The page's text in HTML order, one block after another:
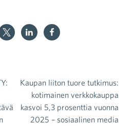
Kaupan liiton tuore tutkimus:
kotimainen verkkokauppa
kasvoi 5,3 prosenttia vuonna
2025 – sosiaalinen media